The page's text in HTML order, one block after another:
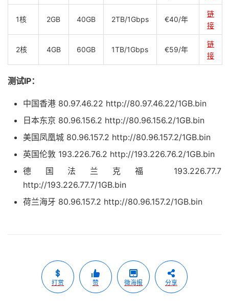
1核 2GB 40GB 2TB/1Gbps €40/年
链
接
2核 4GB 60GB 1TB/1Gbps €59/年
链
接
测试IP：
中国香港 80.97.46.22 http://80.97.46.22/1GB.bin
日本东京 80.96.156.2 http://80.96.156.2/1GB.bin
美国凤凰城 80.96.157.2 http://80.96.157.2/1GB.bin
英国伦敦 193.226.76.2 http://193.226.76.2/1GB.bin
德国法兰克福 193.226.77.7
http://193.226.77.7/1GB.bin
荷兰海牙 80.96.157.2 http://80.96.157.2/1GB.bin
打赏 赞 微海报 分享